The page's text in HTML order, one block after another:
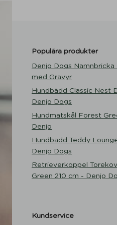
Populära produkter
Denjo Dogs Namnbricka
med Gravyr
Hundbädd Classic Nest
Denjo Dogs
Hundmatskål Forest
Denjo
Hundbädd Teddy
Denjo Dogs
Retrieverkoppel
Green 210 cm - Denjo
Kundservice